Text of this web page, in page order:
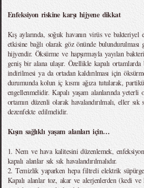
Enfeksiyon riskine karşı hijyene dikkat
Kış aylarında, soğuk havanın virüs ve bakteriyel
etkisine bağlı olarak göz önünde
hijyendir. Öksürme ve hapşırmayla yayılan
geniş bir alana ulaşır. Özellikle kapalı
indirilmesi ya da ortadan kaldırılması için
durumunda kolun iç kısmı ağıza tutularak,
engellenmelidir. Kapalı yaşam alanlarında yeterli
ortamın düzenli olarak havalandırılmalı, eller sık
dezenfekte edilmelidir.
Kışın sağlıklı yaşam alanları için…
1. Nem ve hava kalitesini düzenlemek,
kapalı alanlar sık sık havalandırılmalıdır.
2. Temizlik yaparken hepa filtreli elektrik
Kapalı alanlar toz, akar ve alerjenlerden (kedi